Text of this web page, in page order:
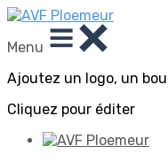
Menu
Ajoutez un logo, un
Cliquez pour éditer